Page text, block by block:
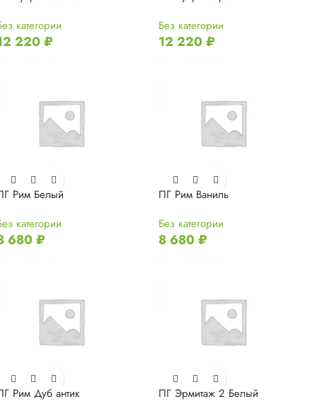
категории
220₽
Без категории
12 220₽
Рим Белый
категории
680₽
ПГ Рим Ваниль
Без категории
8 680₽
Рим Дуб антик
ПГ Эрмитаж 2 Белый